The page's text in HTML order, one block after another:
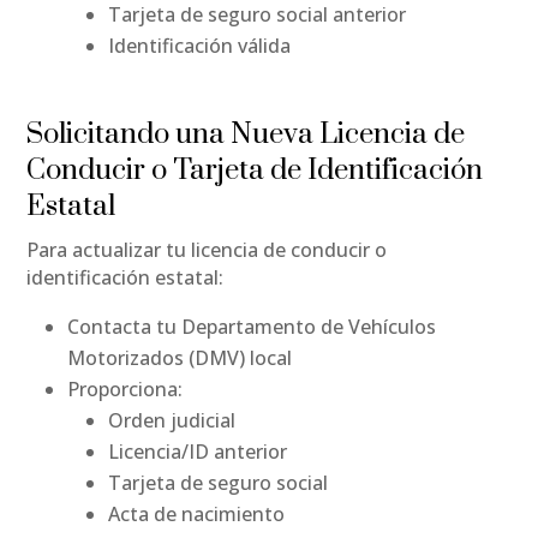
Tarjeta de seguro social anterior
Identificación válida
Solicitando una Nueva Licencia de
Conducir o Tarjeta de Identificación
Estatal
Para actualizar tu licencia de conducir o
identificación estatal:
Contacta tu Departamento de Vehículos
Motorizados (DMV) local
Proporciona:
Orden judicial
Licencia/ID anterior
Tarjeta de seguro social
Acta de nacimiento